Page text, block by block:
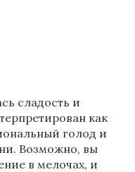
сладость и
как
голод и
Возможно, вы
в мелочах, и